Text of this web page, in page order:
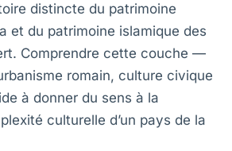
distincte du patrimoine
et du patrimoine islamique des
Comprendre cette couche —
romain, culture civique
à donner du sens à la
culturelle d’un pays de la